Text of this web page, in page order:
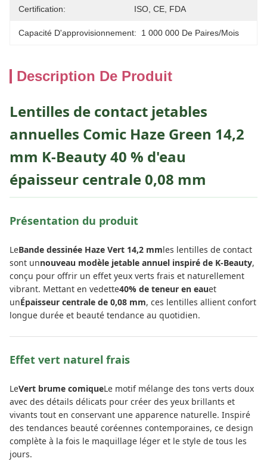
Certification: ISO, CE, FDA
Capacité D'approvisionnement: 1 000 000 De Paires/mois
Description De Produit
Lentilles de contact jetables
annuelles Comic Haze Green 14,2
mm K-Beauty 40 % d'eau
épaisseur centrale 0,08 mm
Présentation du produit
LeBande dessinée Haze Vert 14,2 mmles lentilles de contact
sont unnouveau modèle jetable annuel inspiré de K-Beauty,
conçu pour offrir un effet yeux verts frais et naturellement
vibrant. Mettant en vedette40% de teneur en eauet
unÉpaisseur centrale de 0,08 mm, ces lentilles allient confort
longue durée et beauté tendance au quotidien.
Effet vert naturel frais
LeVert brume comiqueLe motif mélange des tons verts doux
avec des détails délicats pour créer des yeux brillants et
vivants tout en conservant une apparence naturelle. Inspiré
des tendances beauté coréennes contemporaines, ce design
complète à la fois le maquillage léger et le style de tous les
jours.